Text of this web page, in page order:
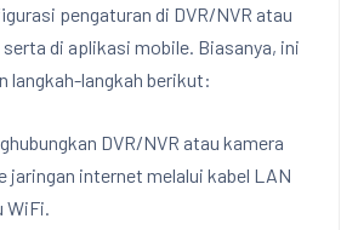
pengaturan di DVR/NVR atau
di aplikasi mobile. Biasanya, ini
langkah-langkah berikut:
DVR/NVR atau kamera
jaringan internet melalui kabel LAN
WiFi.